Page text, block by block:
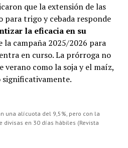
que la extensión de las
para trigo y cebada responde
la eficacia en su
la campaña 2025/2026 para
en curso. La prórroga no
verano como la soja y el maíz,
significativamente.
una alícuota del 9,5%, pero con la
divisas en 30 días hábiles (Revista